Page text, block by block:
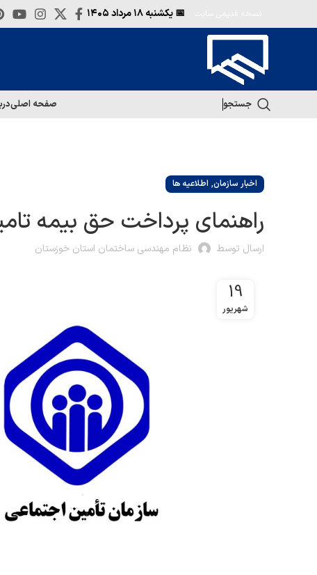
📅 یکشنبه
جستجو صفحه اصلی
اخبار سازمان, اطلاعیه ها
راهنمای پرداخت حق بیمه
ارسال توسط نظام مهندسی ساختمان استان خوزستان
19
شهریور